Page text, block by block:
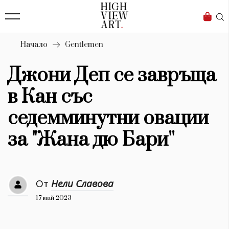
Бизнес
Мода
Dialogue
Изкуство
4338
Красота
777
Дизайн
1272
Начало Gentlemen
Джони Деп се завръща
в Кан със
седемминутни овации
за "Жана дю Бари''
От Нели Славова
17 май 2023